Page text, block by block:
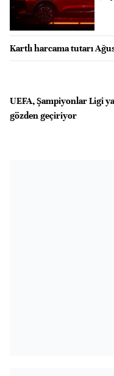
Kartlı harcama tutarı
UEFA, Şampiyonlar Ligi
gözden geçiriyor